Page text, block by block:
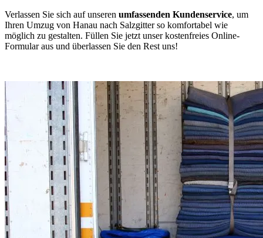
Verlassen Sie sich auf unseren umfassenden Kundenservice, um
Ihren Umzug von Hanau nach Salzgitter so komfortabel wie
möglich zu gestalten. Füllen Sie jetzt unser kostenfreies Online-
Formular aus und überlassen Sie den Rest uns!